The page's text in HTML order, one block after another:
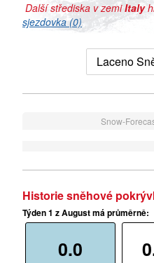
Další střediska v zemiItaly
sjezdovka (0)
Laceno
Snow-
Historie sněhové
Týden 1 z August má průměrně:
0.0